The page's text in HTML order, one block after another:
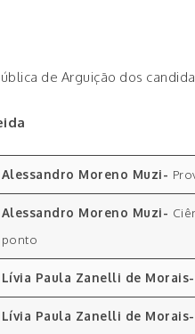
de Arguição dos
Alessandro Moreno Muzi-
Alessandro Moreno Muzi-
ponto
Lívia Paula Zanelli de
Lívia Paula Zanelli de